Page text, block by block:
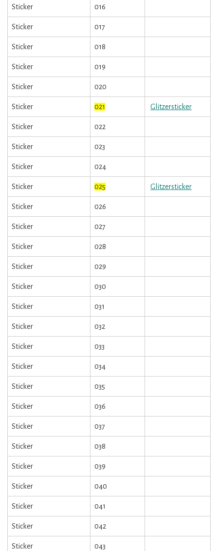
Sticker 016
Sticker 017
Sticker 018
Sticker 019
Sticker 020
Sticker 021 Glitzersticker
Sticker 022
Sticker 023
Sticker 024
Sticker 025 Glitzersticker
Sticker 026
Sticker 027
Sticker 028
Sticker 029
Sticker 030
Sticker 031
Sticker 032
Sticker 033
Sticker 034
Sticker 035
Sticker 036
Sticker 037
Sticker 038
Sticker 039
Sticker 040
Sticker 041
Sticker 042
Sticker 043